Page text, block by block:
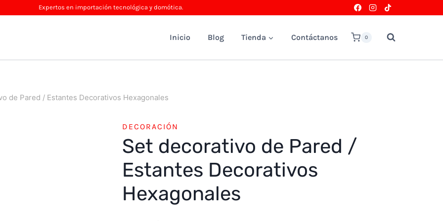
Expertos en importación tecnológica y domótica.
Inicio Blog Tienda Contáctanos 0
de Pared / Estantes Decorativos Hexagonales
DECORACIÓN
Set decorativo de Pared /
Estantes Decorativos
Hexagonales